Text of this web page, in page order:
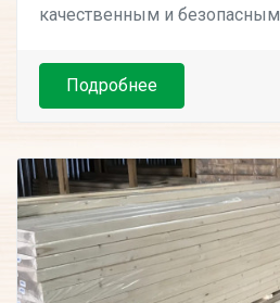
качественным и безопасным.
Подробнее